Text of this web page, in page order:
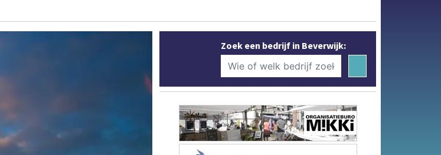
Zoek een bedrijf in Beverwijk: